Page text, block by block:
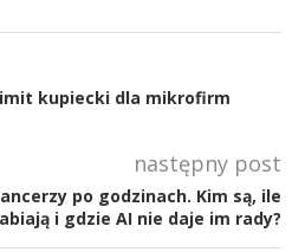
kupiecki dla mikrofirm
następny post
po godzinach. Kim są, ile
i gdzie AI nie daje im rady?